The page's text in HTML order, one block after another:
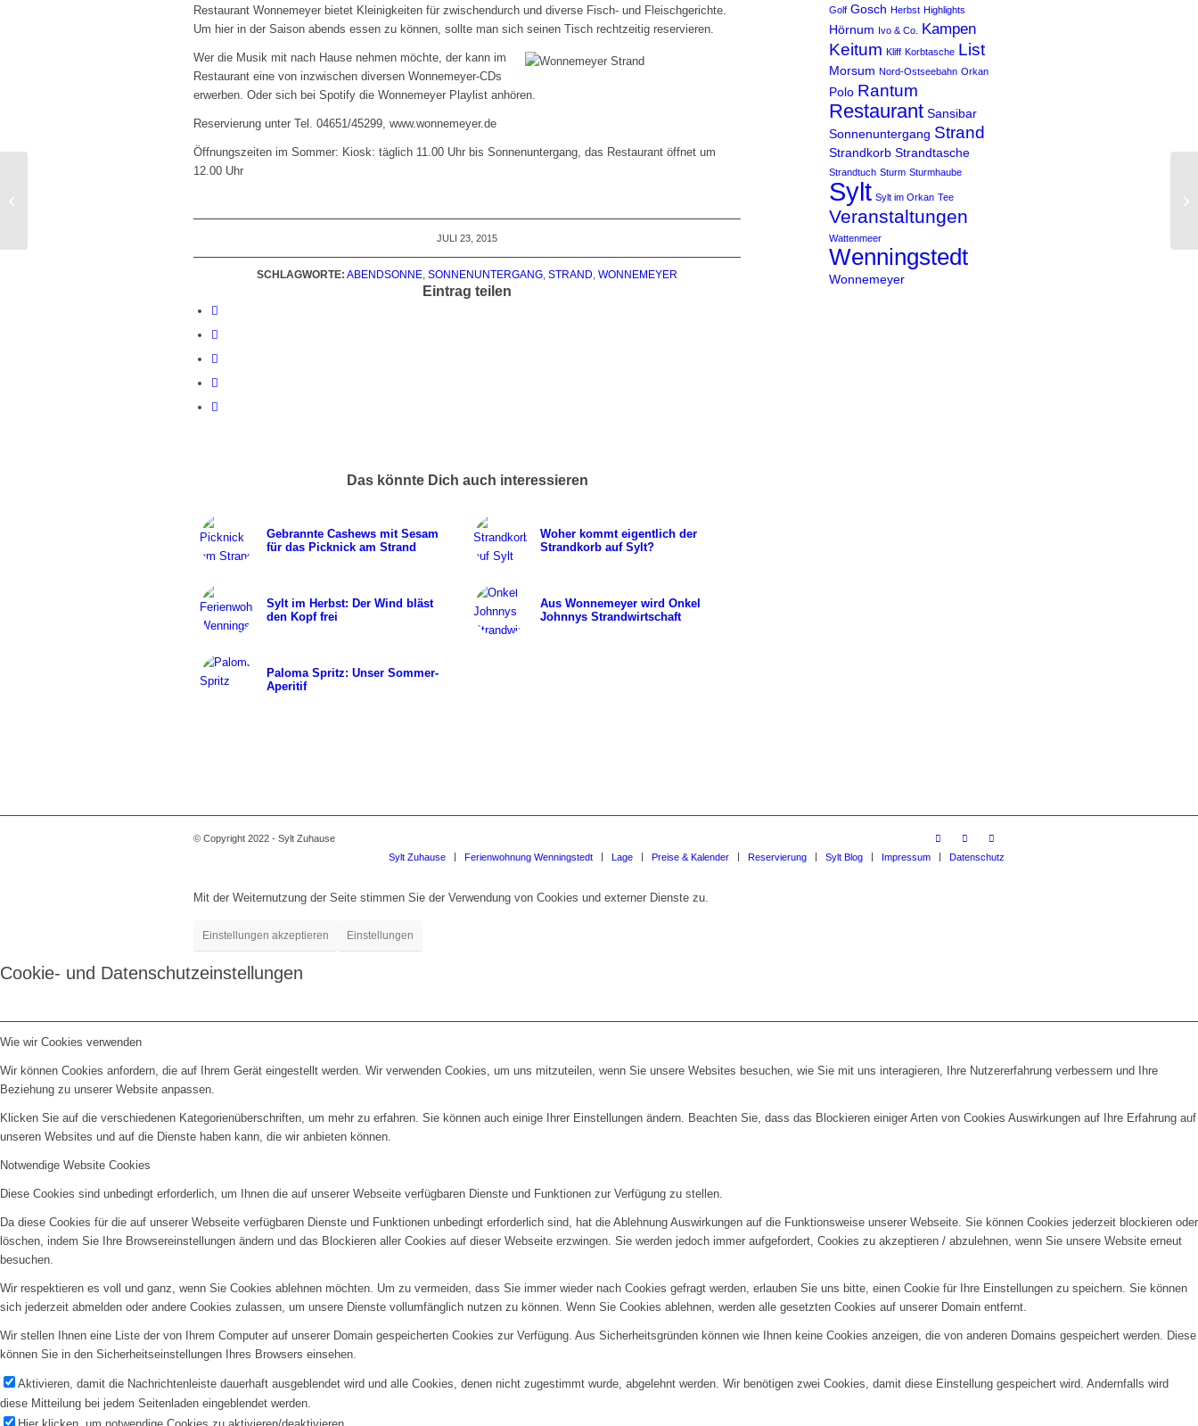
Restaurant Wonnemeyer bietet Kleinigkeiten für zwischendurch und diverse Fisch- und Fleischgerichte.
Um hier in der Saison abends essen zu können, sollte man sich seinen Tisch rechtzeitig reservieren.
Wer die Musik mit nach Hause nehmen möchte, der kann im
Restaurant eine von inzwischen diversen Wonnemeyer-CDs
erwerben. Oder sich bei Spotify die Wonnemeyer Playlist anhören.
Reservierung unter Tel. 04651/45299, www.wonnemeyer.de
Öffnungszeiten im Sommer: Kiosk: täglich 11.00 Uhr bis Sonnenuntergang, das Restaurant öffnet um
12.00 Uhr
JULI 23, 2015
SCHLAGWORTE: ABENDSONNE ,SONNENUNTERGANG ,STRAND ,WONNEMEYER
Eintrag teilen
Das könnte Dich auch interessieren
Gebrannte Cashews mit Sesam
für das Picknick am Strand
Woher kommt eigentlich der
Strandkorb auf Sylt?
Sylt im Herbst: Der Wind bläst
den Kopf frei
Aus Wonnemeyer wird Onkel
Johnnys Strandwirtschaft
Paloma Spritz: Unser Sommer-
Aperitif
Golf Gosch Herbst Highlights
Hörnum Ivo & Co. Kampen
Keitum Kliff Korbtasche List
Morsum Nord-Ostseebahn Orkan
Polo Rantum
Restaurant Sansibar
Sonnenuntergang Strand
Strandkorb Strandtasche
Strandtuch Sturm Sturmhaube
Sylt Sylt im Orkan Tee
Veranstaltungen
Wattenmeer
Wenningstedt
Wonnemeyer
© Copyright 2022 - Sylt Zuhause
Sylt Zuhause
Ferienwohnung Wenningstedt Lage Preise & Kalender Reservierung Sylt Blog Impressum Datenschutz
Mit der Weiternutzung der Seite stimmen Sie der Verwendung von Cookies und externer Dienste zu.
Einstellungen akzeptieren Einstellungen
Cookie- und Datenschutzeinstellungen
Wie wir Cookies verwenden
Wir können Cookies anfordern, die auf Ihrem Gerät eingestellt werden. Wir verwenden Cookies, um uns mitzuteilen, wenn Sie unsere Websites besuchen, wie Sie mit uns interagieren, Ihre Nutzererfahrung verbessern und Ihre
Beziehung zu unserer Website anpassen.
Klicken Sie auf die verschiedenen Kategorienüberschriften, um mehr zu erfahren. Sie können auch einige Ihrer Einstellungen ändern. Beachten Sie, dass das Blockieren einiger Arten von Cookies Auswirkungen auf Ihre Erfahrung auf
unseren Websites und auf die Dienste haben kann, die wir anbieten können.
Notwendige Website Cookies
Diese Cookies sind unbedingt erforderlich, um Ihnen die auf unserer Webseite verfügbaren Dienste und Funktionen zur Verfügung zu stellen.
Da diese Cookies für die auf unserer Webseite verfügbaren Dienste und Funktionen unbedingt erforderlich sind, hat die Ablehnung Auswirkungen auf die Funktionsweise unserer Webseite. Sie können Cookies jederzeit blockieren oder
löschen, indem Sie Ihre Browsereinstellungen ändern und das Blockieren aller Cookies auf dieser Webseite erzwingen. Sie werden jedoch immer aufgefordert, Cookies zu akzeptieren / abzulehnen, wenn Sie unsere Website erneut
besuchen.
Wir respektieren es voll und ganz, wenn Sie Cookies ablehnen möchten. Um zu vermeiden, dass Sie immer wieder nach Cookies gefragt werden, erlauben Sie uns bitte, einen Cookie für Ihre Einstellungen zu speichern. Sie können
sich jederzeit abmelden oder andere Cookies zulassen, um unsere Dienste vollumfänglich nutzen zu können. Wenn Sie Cookies ablehnen, werden alle gesetzten Cookies auf unserer Domain entfernt.
Wir stellen Ihnen eine Liste der von Ihrem Computer auf unserer Domain gespeicherten Cookies zur Verfügung. Aus Sicherheitsgründen können wie Ihnen keine Cookies anzeigen, die von anderen Domains gespeichert werden. Diese
können Sie in den Sicherheitseinstellungen Ihres Browsers einsehen.
Aktivieren, damit die Nachrichtenleiste dauerhaft ausgeblendet wird und alle Cookies, denen nicht zugestimmt wurde, abgelehnt werden. Wir benötigen zwei Cookies, damit diese Einstellung gespeichert wird. Andernfalls wird
diese Mitteilung bei jedem Seitenladen eingeblendet werden.